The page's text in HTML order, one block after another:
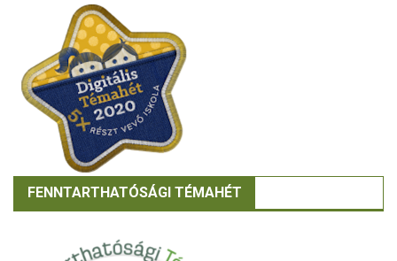
FENNTARTHATÓSÁGI TÉMAHÉT